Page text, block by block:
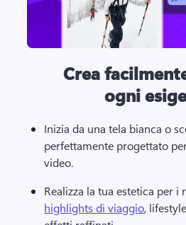
Crea
ogni
Inizia da una tela bianca o
perfettamente progettato
video.
Realizza la tua estetica per i
highlights di viaggio,